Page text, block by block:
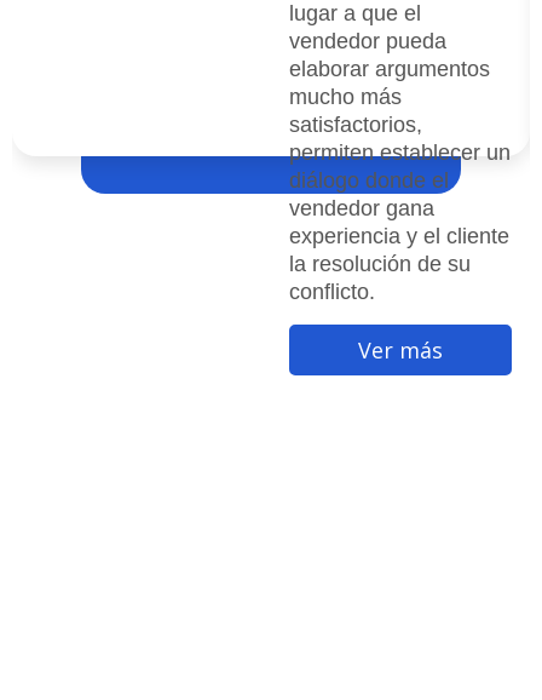
lugar a que el
vendedor pueda
elaborar argumentos
mucho más
satisfactorios,
permiten establecer un
diálogo donde el
vendedor gana
experiencia y el cliente
la resolución de su
conflicto.
Ver más